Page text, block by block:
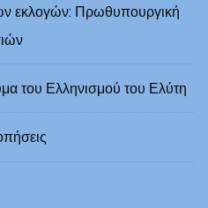
εκλογών: Πρωθυπουργική
του Ελληνισμού του Ελύτη